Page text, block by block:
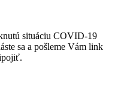
situáciu COVID-19
sa a pošleme Vám link